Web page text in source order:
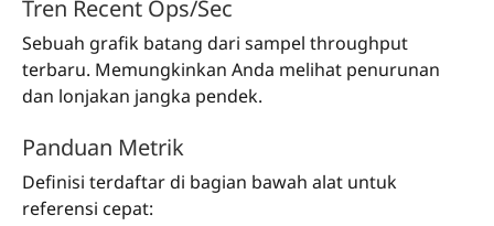
Tren Recent Ops/Sec
Sebuah grafik batang dari sampel throughput
terbaru. Memungkinkan Anda melihat penurunan
dan lonjakan jangka pendek.
Panduan Metrik
Definisi terdaftar di bagian bawah alat untuk
referensi cepat: